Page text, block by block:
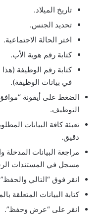
تاريخ الميلاد.
تحديد الجنس.
اختر الحالة الاجتماعية.
كتابة رقم هوية الأب.
كتابة رقم الوظيفة
في بيانات الوظيفة).
الضغط على أيقونة
التوظيف.
تعبئة كافة البيانات
دقيق.
مراجعة البيانات المدخلة
مسجل في المستندات
انقر فوق “التالي
كتابة البيانات المتعلقة
انقر على “عرض وحفظ”.